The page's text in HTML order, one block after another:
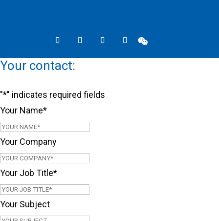

Your contact:
"*" indicates required fields
Your Name*
Your Company
Your Job Title*
Your Subject